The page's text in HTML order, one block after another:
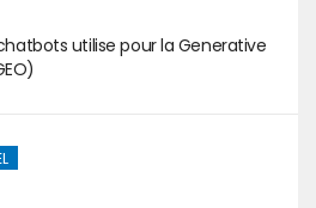
utilise pour la Generative